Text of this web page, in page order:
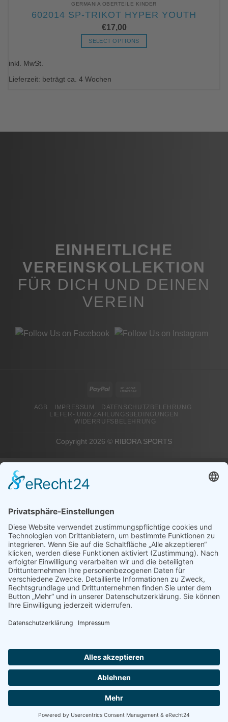
GERMANIA OBERTEILE KINDER
602014 SP-TRIKOT HYPER YOUTH
€17,00
SELECT OPTIONS
inkl. MwSt.
Lieferzeit: beträgt ca. 4 Wochen
EINHEITLICHE
VEREINSKOLLEKTION
FÜR DICH UND DEINEN
VEREIN
PayPal
AGB IMPRESSUM
DATENSCHUTZBELEHRUNG
LIEFER- UND ZAHLUNGSBEDINGUNGEN
WIDERRUFSBELEHRUNG
Copyright 2026 © RIBORA SPORTS